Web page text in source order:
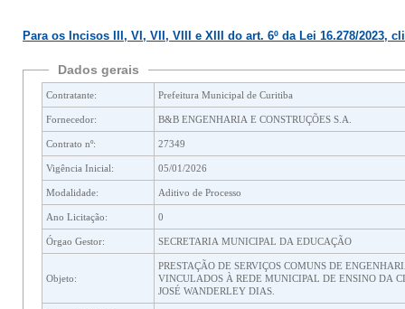
Para os Incisos III, VI, VII, VIII e XIII do art. 6º da Lei 16.278/2023,
Dados gerais
Contratante: Prefeitura Municipal de Curitiba
Fornecedor: B&B ENGENHARIA E CONSTRUÇÕES S.A.
Contrato nº: 27349
Vigência Inicial: 05/01/2026
Modalidade: Aditivo de Processo
Ano Licitação: 0
Órgao Gestor: SECRETARIA MUNICIPAL DA EDUCAÇÃO
Objeto:
PRESTAÇÃO DE SERVIÇOS COMUNS DE
VINCULADOS À REDE MUNICIPAL DE ENSINO DA
JOSÉ WANDERLEY DIAS.